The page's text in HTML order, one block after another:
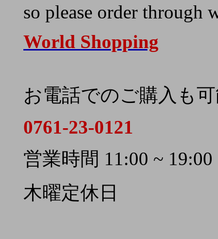
so please order through
World Shopping
お電話でのご購入も
0761-23-0121
営業時間 11:00 ~ 19:00
木曜定休日